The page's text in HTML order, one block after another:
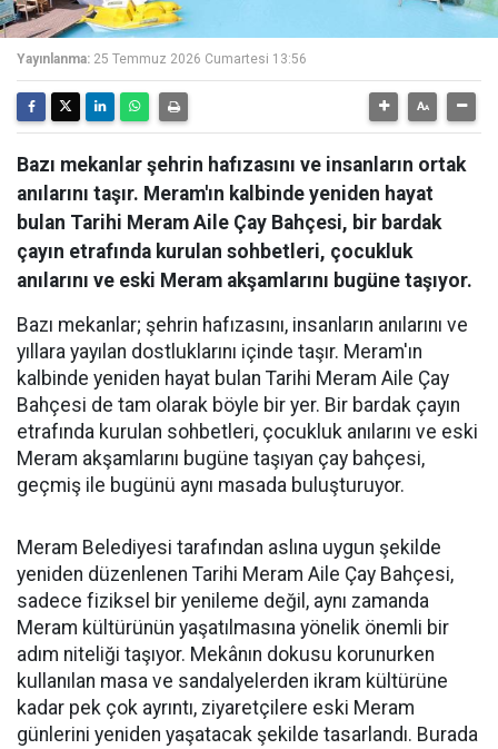
Yayınlanma: 25 Temmuz 2026 Cumartesi 13:56
Bazı mekanlar şehrin hafızasını ve insanların ortak
anılarını taşır. Meram'ın kalbinde yeniden hayat
bulan Tarihi Meram Aile Çay Bahçesi, bir bardak
çayın etrafında kurulan sohbetleri, çocukluk
anılarını ve eski Meram akşamlarını bugüne taşıyor.
Bazı mekanlar; şehrin hafızasını, insanların anılarını ve
yıllara yayılan dostluklarını içinde taşır. Meram'ın
kalbinde yeniden hayat bulan Tarihi Meram Aile Çay
Bahçesi de tam olarak böyle bir yer. Bir bardak çayın
etrafında kurulan sohbetleri, çocukluk anılarını ve eski
Meram akşamlarını bugüne taşıyan çay bahçesi,
geçmiş ile bugünü aynı masada buluşturuyor.
Meram Belediyesi tarafından aslına uygun şekilde
yeniden düzenlenen Tarihi Meram Aile Çay Bahçesi,
sadece fiziksel bir yenileme değil, aynı zamanda
Meram kültürünün yaşatılmasına yönelik önemli bir
adım niteliği taşıyor. Mekânın dokusu korunurken
kullanılan masa ve sandalyelerden ikram kültürüne
kadar pek çok ayrıntı, ziyaretçilere eski Meram
günlerini yeniden yaşatacak şekilde tasarlandı. Burada